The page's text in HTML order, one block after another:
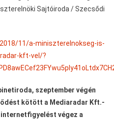
Sajtóiroda / Szecsődi
11/a-miniszterelnokseg-is-
kft-vel/?
szeptember végén
kötött a Mediaradar Kft.-
végez a